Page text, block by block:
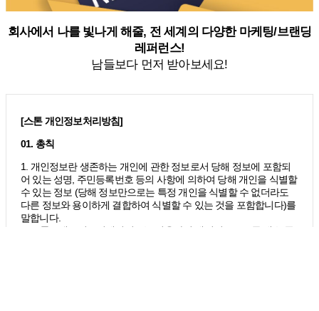
회사에서 나를 빛나게 해줄, 전 세계의 다양한 마케팅/브랜딩
레퍼런스!
남들보다 먼저 받아보세요!
[스톤 개인정보처리방침]
01. 총칙
1. 개인정보란 생존하는 개인에 관한 정보로서 당해 정보에 포함되
어 있는 성명, 주민등록번호 등의 사항에 의하여 당해 개인을 식별할
수 있는 정보 (당해 정보만으로는 특정 개인을 식별할 수 없더라도
다른 정보와 용이하게 결합하여 식별할 수 있는 것을 포함합니다)를
말합니다.
2. 스톤브랜드커뮤니케이션즈는 이용자의 개인정보보호를 매우 중